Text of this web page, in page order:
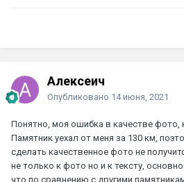
Алексеич
Опубликовано 14 июня, 2021
Понятно, моя ошибка в качестве фото,
Памятник уехал от меня за 130 км,
сделать качественное фото не
не только к фото но и к тексту,
что по сравнению с другими